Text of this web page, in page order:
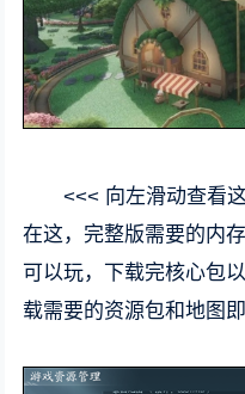
<<< 向左滑动查看
在这，完整版需要的内
可以玩，下载完核心包
载需要的资源包和地图即